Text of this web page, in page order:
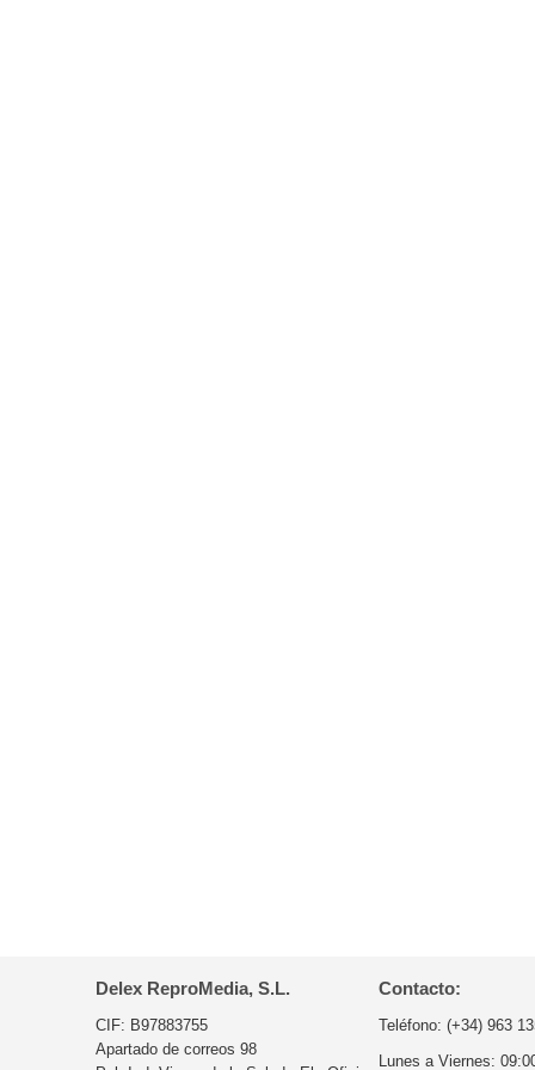
Delex ReproMedia, S.L.
CIF: B97883755
Apartado de correos 98
Contacto:
Teléfono: (+34) 963
Lunes a Viernes: